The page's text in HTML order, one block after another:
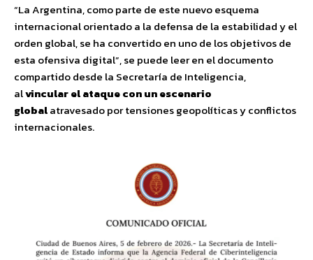
“La Argentina, como parte de este nuevo esquema
internacional orientado a la defensa de la estabilidad y el
orden global, se ha convertido en uno de los objetivos de
esta ofensiva digital”, se puede leer en el documento
compartido desde la Secretaría de Inteligencia,
alvincular el ataque con un escenario
globalatravesado por tensiones geopolíticas y conflictos
internacionales.